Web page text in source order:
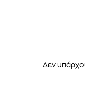
Δεν